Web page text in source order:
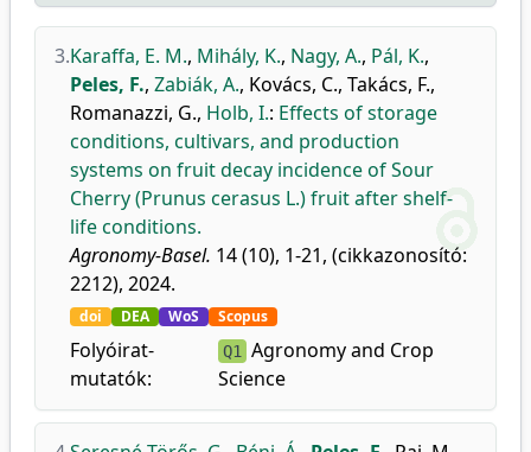
3.Karaffa, E. M., Mihály, K., Nagy, A., Pál, K.,
Peles, F., Zabiák, A., Kovács, C., Takács, F.,
Romanazzi, G., Holb, I.: Effects of storage
conditions, cultivars, and production
systems on fruit decay incidence of Sour
Cherry (Prunus cerasus L.) fruit after shelf-
life conditions.
Agronomy-Basel. 14 (10), 1-21, (cikkazonosító:
2212), 2024.
doi DEA WoS Scopus
Folyóirat-
mutatók:
Q1
Agronomy and Crop
Science